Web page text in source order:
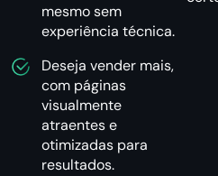
mesmo sem
experiência técnica.
Deseja vender mais,
com páginas
visualmente
atraentes e
otimizadas para
resultados.